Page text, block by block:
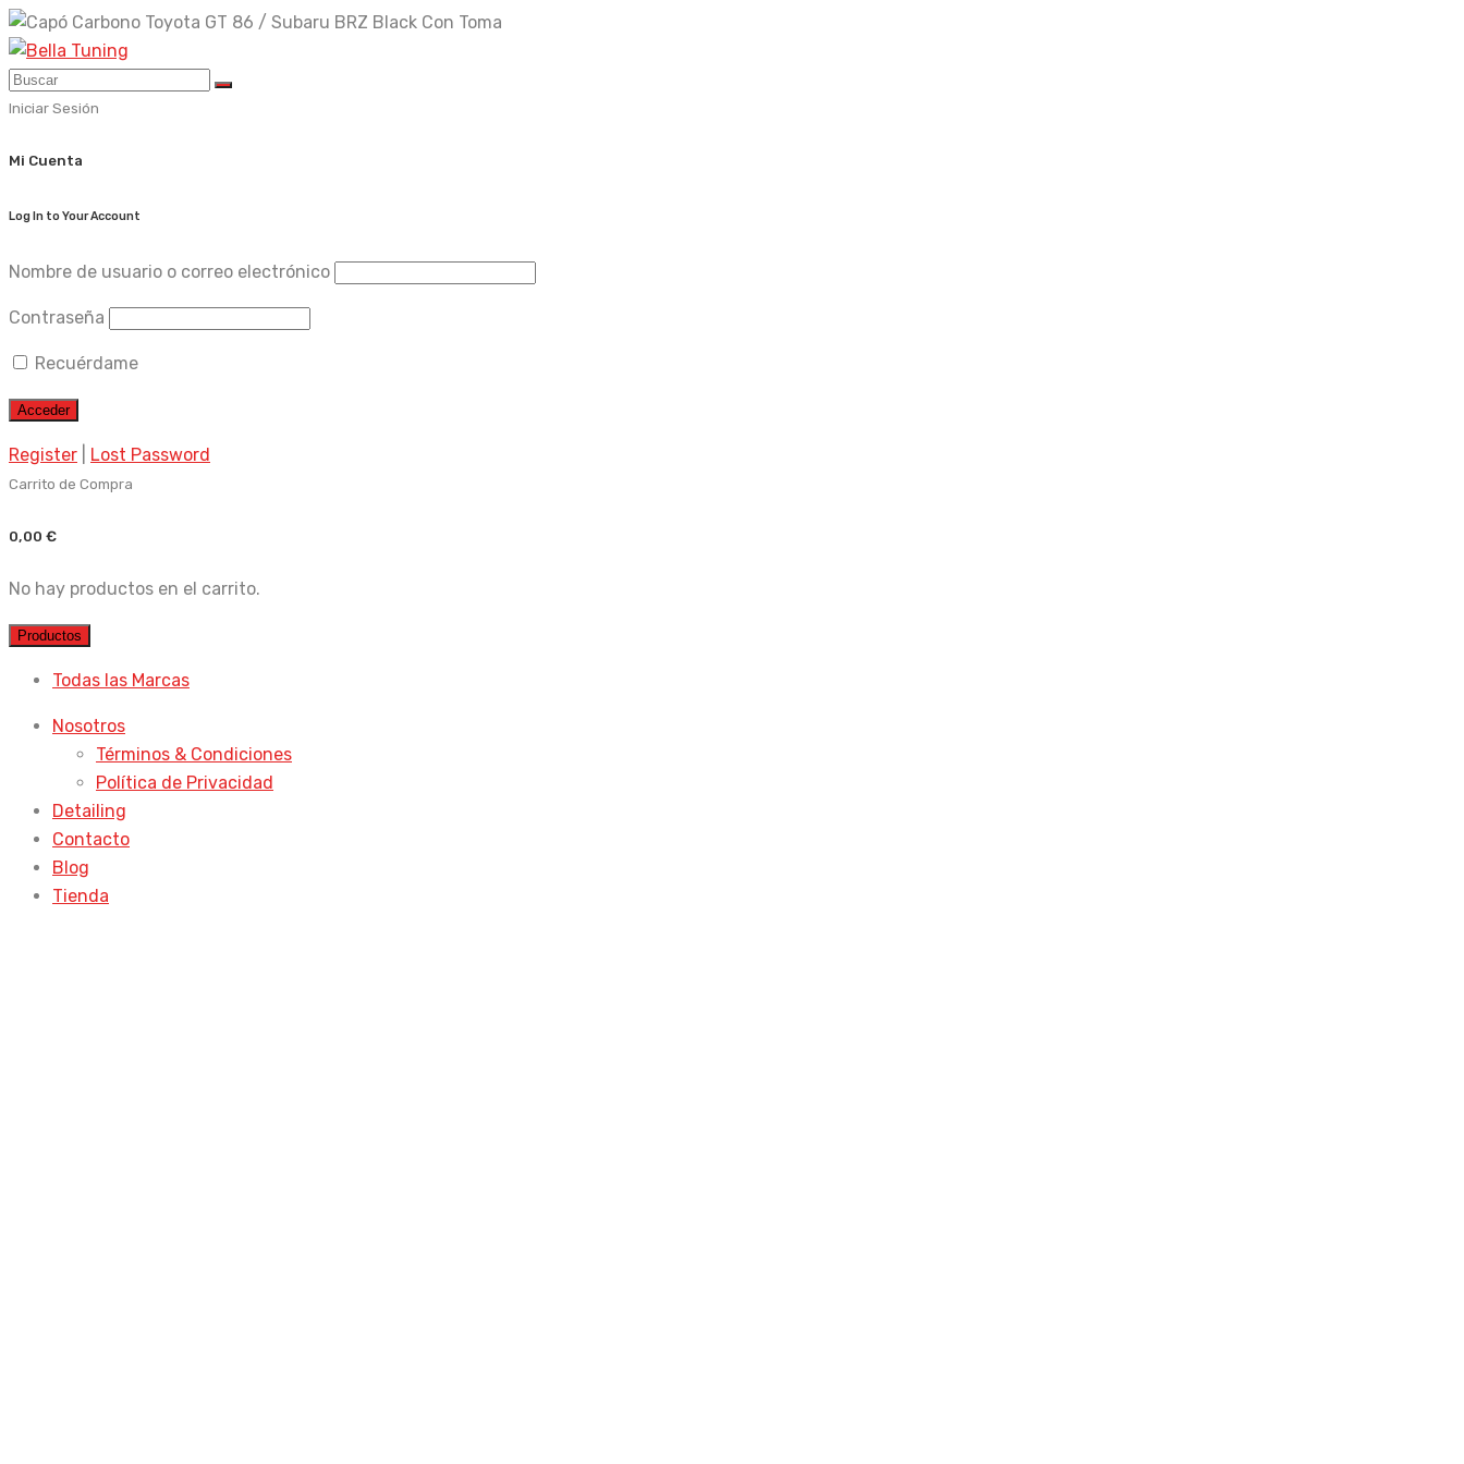
Skip
to
content
Iniciar Sesión
Mi Cuenta
Log In to Your Account
Nombre de usuario o correo electrónico
Contraseña
Recuérdame
Register Lost Password
Carrito de Compra
0,00 €
No hay productos en el carrito.
Productos
Todas las Marcas
Nosotros
Términos & Condiciones
Política de Privacidad
Detailing
Contacto
Blog
Tienda